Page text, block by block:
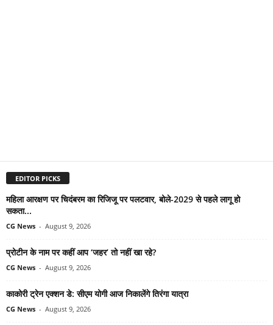
EDITOR PICKS
महिला आरक्षण पर चिदंबरम का रिजिजू पर पलटवार, बोले-2029 से पहले लागू हो
सकता...
CG News - August 9, 2026
प्रोटीन के नाम पर कहीं आप ‘जहर’ तो नहीं खा रहे?
CG News - August 9, 2026
काकोरी ट्रेन एक्शन डे: सीएम योगी आज निकालेंगे तिरंगा यात्रा
CG News - August 9, 2026